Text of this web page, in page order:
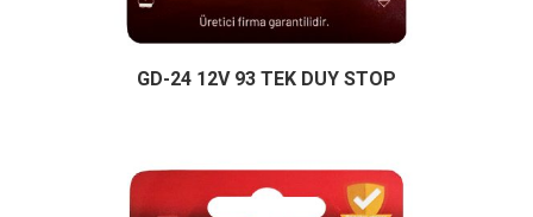
GD-24 12V 93 TEK DUY STOP